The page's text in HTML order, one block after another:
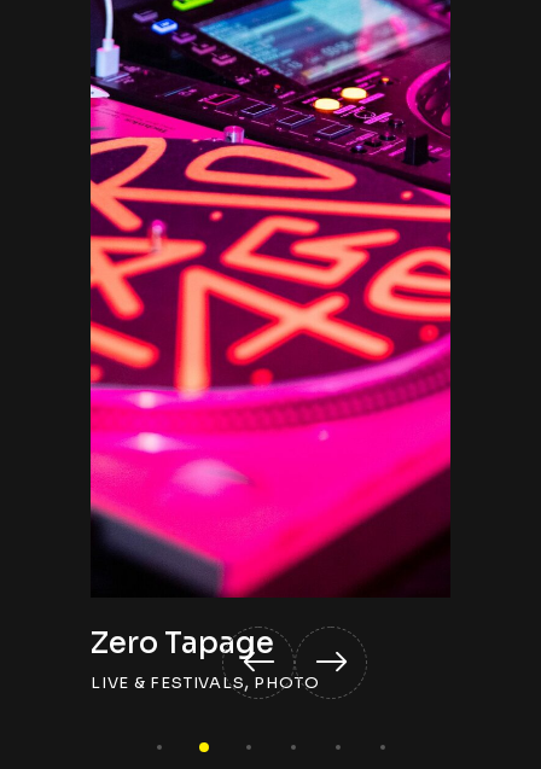
Zero Tapage
LIVE & FESTIVALS, PHOTO